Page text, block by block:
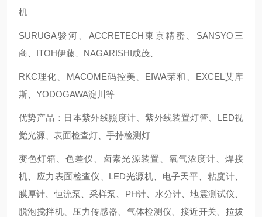
机
SURUGA骏河、ACCRETECH東京精密、SANSYO三
商、ITOH伊藤、NAGARISHI成茂、
RKC理化、MACOME码控美、EIWA荣和、EXCEL艾库
斯、YODOGAWA淀川等
优势产品：日本紫外线照度计、紫外线装置灯管、LED视
觉光源、表面检查灯、手持检测灯
变色灯箱、色差仪、卤素光源装置、氧气浓度计、焊接
机、应力表面检查仪、LED光源机、电子天平、粘度计、
膜厚计、恒流泵、采样泵、PH计、水分计、地震测试仪、
脱泡搅拌机、压力传感器、气体检测仪、接近开关、拉拔